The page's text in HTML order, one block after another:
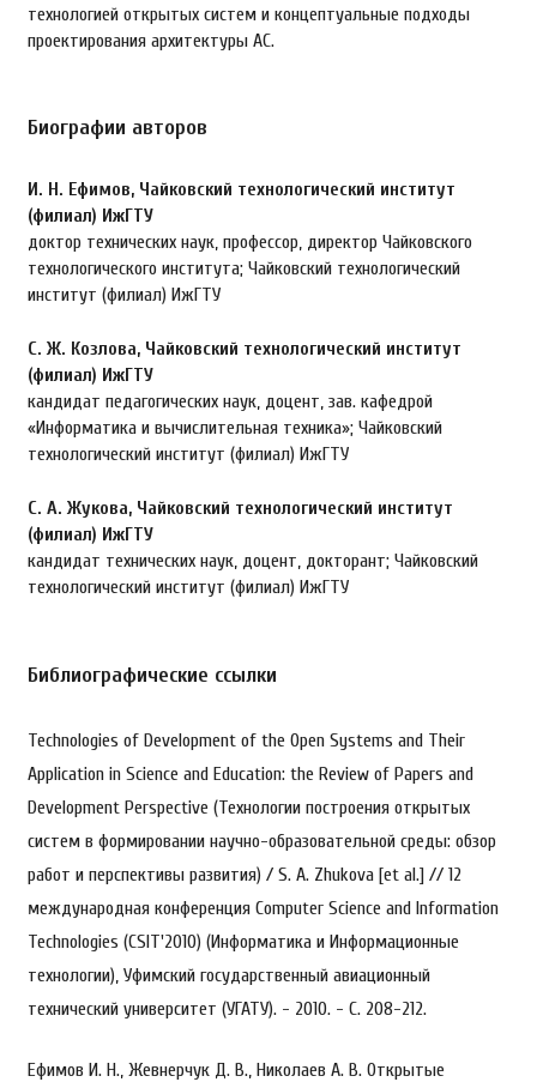
технологией открытых систем и концептуальные подходы
проектирования архитектуры АС.
Биографии авторов
И. Н. Ефимов, Чайковский технологический институт
(филиал) ИжГТУ
доктор технических наук, профессор, директор Чайковского
технологического института; Чайковский технологический
институт (филиал) ИжГТУ
С. Ж. Козлова, Чайковский технологический институт
(филиал) ИжГТУ
кандидат педагогических наук, доцент, зав. кафедрой
«Информатика и вычислительная техника»; Чайковский
технологический институт (филиал) ИжГТУ
С. А. Жукова, Чайковский технологический институт
(филиал) ИжГТУ
кандидат технических наук, доцент, докторант; Чайковский
технологический институт (филиал) ИжГТУ
Библиографические ссылки
Technologies of Development of the Open Systems and Their
Application in Science and Education: the Review of Papers and
Development Perspective (Технологии построения открытых
систем в формировании научно-образовательной среды: обзор
работ и перспективы развития) / S. A. Zhukova [et al.] // 12
международная конференция Computer Science and Information
Technologies (CSIT'2010) (Информатика и Информационные
технологии), Уфимский государственный авиационный
технический университет (УГАТУ). - 2010. - С. 208-212.
Ефимов И. Н., Жевнерчук Д. В., Николаев А. В. Открытые